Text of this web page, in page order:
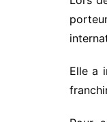
Elle a